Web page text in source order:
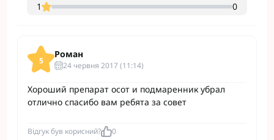
1
0
5
Роман
24 червня 2017 (11:14)
Хороший препарат осот и подмаренник убрал
отлично спасибо вам ребята за совет
Відгук був корисний? 0